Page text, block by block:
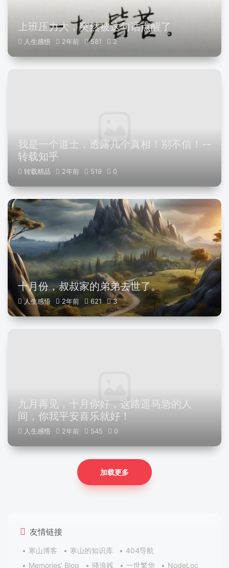
上班压力大，突然被这句话点醒了
人生感悟 2年前 581 2
我是一个道士，透露几个真相！别不信！--
转载知乎
转载精品 2年前 519 0
十月份，叔叔家的弟弟去世了。
人生感悟 2年前 621 3
九月再见，十月你好，这路遥马急的人
间，你我平安喜乐就好！
人生感悟 2年前 545 0
加载更多
友情链接
寒山博客 寒山的知识库
404导航
Memories’ Blog
骚浪贱 一世繁华 NodeLoc